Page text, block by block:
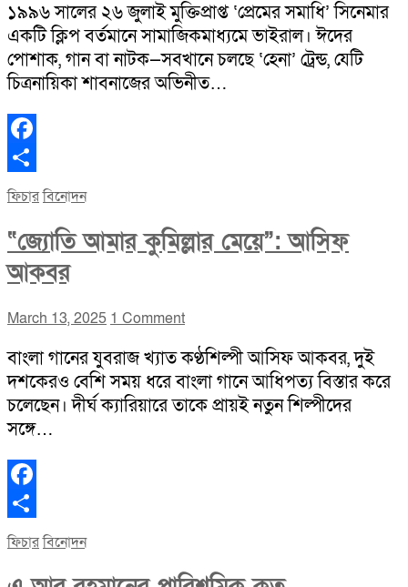
১৯৯৬ সালের ২৬ জুলাই মুক্তিপ্রাপ্ত ‘প্রেমের সমাধি’ সিনেমার
একটি ক্লিপ বর্তমানে সামাজিকমাধ্যমে ভাইরাল। ঈদের
পোশাক, গান বা নাটক—সবখানে চলছে ‘হেনা’ ট্রেন্ড, যেটি
চিত্রনায়িকা শাবনাজের অভিনীত…
Facebook
Share
ফিচারবিনোদন
“জ্যোতি আমার কুমিল্লার মেয়ে”: আসিফ
আকবর
March 13, 2025 1 Comment
বাংলা গানের যুবরাজ খ্যাত কণ্ঠশিল্পী আসিফ আকবর, দুই
দশকেরও বেশি সময় ধরে বাংলা গানে আধিপত্য বিস্তার করে
চলেছেন। দীর্ঘ ক্যারিয়ারে তাকে প্রায়ই নতুন শিল্পীদের
সঙ্গে…
Facebook
Share
ফিচারবিনোদন